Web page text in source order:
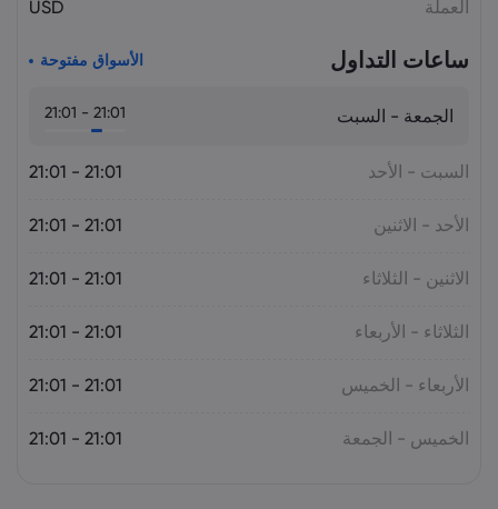
العملة USD
ساعات التداول الأسواق مفتوحة
الجمعة - السبت 21:01 - 21:01
السبت - الأحد 21:01 - 21:01
الأحد - الاثنين 21:01 - 21:01
الاثنين - الثلاثاء 21:01 - 21:01
الثلاثاء - الأربعاء 21:01 - 21:01
الأربعاء - الخميس 21:01 - 21:01
الخميس - الجمعة 21:01 - 21:01